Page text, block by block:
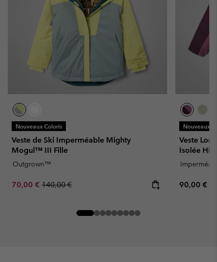
Nouveaux Coloris
Veste de Ski Imperméable Mighty
Mogul™ III Fille
Outgrown™
Sale price:
70,00 € Regular price:
140,00 €
Nouveaux
Veste
Isolée
Regular
90,00 €